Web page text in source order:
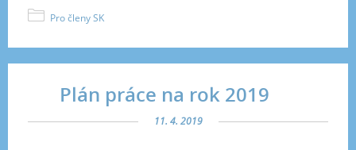
Pro členy SK
Plán práce na rok 2019
11. 4. 2019